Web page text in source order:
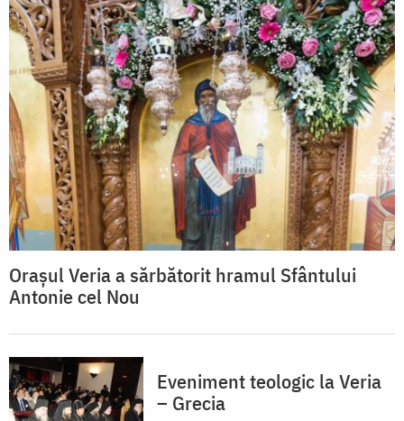
Oraşul Veria a sărbătorit hramul Sfântului
Antonie cel Nou
Eveniment teologic la Veria
– Grecia